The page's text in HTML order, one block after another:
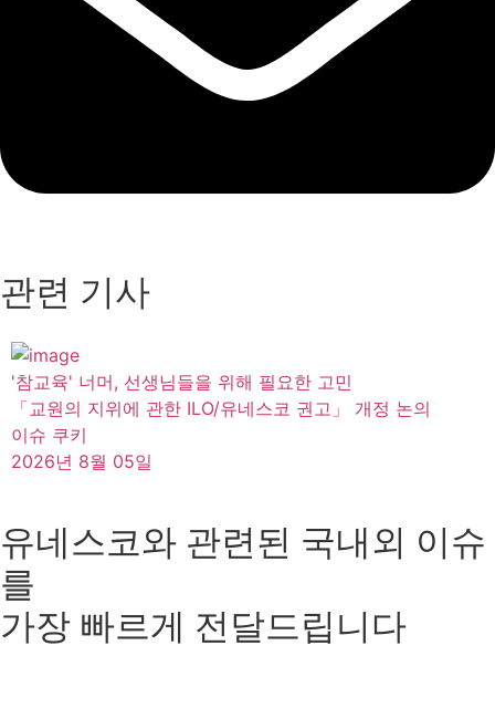
관련 기사
'참교육' 너머, 선생님들을 위해 필요한 고민
「교원의 지위에 관한 ILO/유네스코 권고」 개정 논의
이슈 쿠키
2026년 8월 05일
유네스코와 관련된 국내외 이슈
를
가장 빠르게 전달드립니다